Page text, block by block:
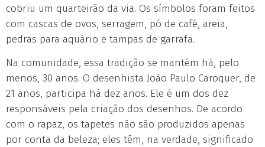
cobriu um quarteirão da via. Os símbolos foram feitos
com cascas de ovos, serragem, pó de café, areia,
pedras para aquário e tampas de garrafa.
Na comunidade, essa tradição se mantém há, pelo
menos, 30 anos. O desenhista João Paulo Caroquer, de
21 anos, participa há dez anos. Ele é um dos dez
responsáveis pela criação dos desenhos. De acordo
com o rapaz, os tapetes não são produzidos apenas
por conta da beleza; eles têm, na verdade, significado